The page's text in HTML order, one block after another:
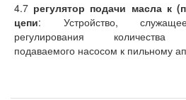
4.7 регулятор подачи масла к
цепи: Устройство,
регулирования
подаваемого насосом к пильному